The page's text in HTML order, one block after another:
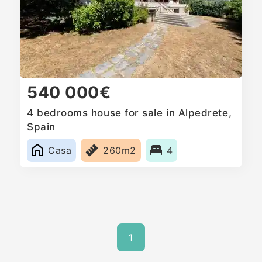
540 000€
4 bedrooms house for sale in Alpedrete,
Spain
Casa
260m2 4
1